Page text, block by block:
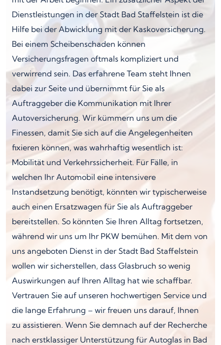
Dienstleistungen in der Stadt Bad Staffelstein ist die
Hilfe bei der Abwicklung mit der Kaskoversicherung.
Bei einem Scheibenschaden können
Versicherungsfragen oftmals kompliziert und
verwirrend sein. Das erfahrene Team steht Ihnen
dabei zur Seite und übernimmt für Sie als
Auftraggeber die Kommunikation mit Ihrer
Autoversicherung. Wir kümmern uns um die
Finessen, damit Sie sich auf die Angelegenheiten
fixieren können, was wahrhaftig wesentlich ist:
Mobilität und Verkehrssicherheit. Für Fälle, in
welchen Ihr Automobil eine intensivere
Instandsetzung benötigt, könnten wir typischerweise
auch einen Ersatzwagen für Sie als Auftraggeber
bereitstellen. So könnten Sie Ihren Alltag fortsetzen,
während wir uns um Ihr PKW bemühen. Mit dem von
uns angeboten Dienst in der Stadt Bad Staffelstein
wollen wir sicherstellen, dass Glasbruch so wenig
Auswirkungen auf Ihren Alltag hat wie schaffbar.
Vertrauen Sie auf unseren hochwertigen Service und
die lange Erfahrung – wir freuen uns darauf, Ihnen
zu assistieren. Wenn Sie demnach auf der Recherche
nach erstklassiger Unterstützung für Autoglas in Bad